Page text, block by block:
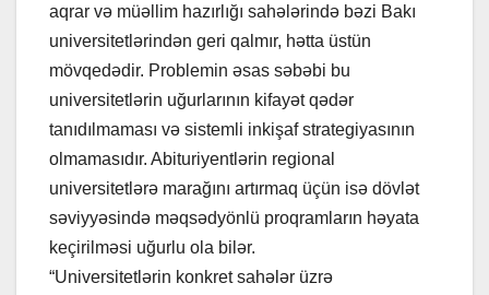
aqrar və müəllim hazırlığı sahələrində bəzi Bakı
universitetlərindən geri qalmır, hətta üstün
mövqedədir. Problemin əsas səbəbi bu
universitetlərin uğurlarının kifayət qədər
tanıdılmaması və sistemli inkişaf strategiyasının
olmamasıdır. Abituriyentlərin regional
universitetlərə marağını artırmaq üçün isə dövlət
səviyyəsində məqsədyönlü proqramların həyata
keçirilməsi uğurlu ola bilər.
“Universitetlərin konkret sahələr üzrə